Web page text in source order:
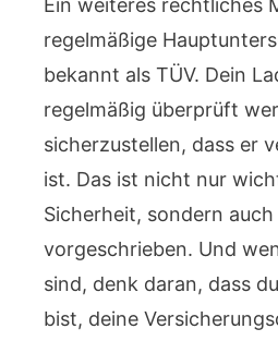
Ein weiteres rechtliches
regelmäßige
bekannt als TÜV. Dein
regelmäßig überprüft
sicherzustellen, dass er
ist. Das ist nicht nur
Sicherheit, sondern
vorgeschrieben. Und
sind, denk daran, dass
bist, deine